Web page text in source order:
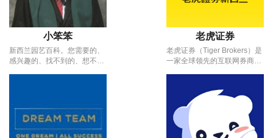
小笨笨
新西兰园艺百科。您需要的、
感兴趣的、找不到的、想不到
如既往的支持，愿人与自然永
远和谐相处，世界美丽处处充
满爱！欢迎添加我的微信号：
老虎证券
老虎证券（Tiger Brokers）是
一家全球领先的互联网券商，
权等投资服务。在新西兰，老
虎证券为本地投资者提供覆盖
美国、澳洲、中国等主要市场
的交易平台，操作便捷，适合
个人投资者和专业投资者使